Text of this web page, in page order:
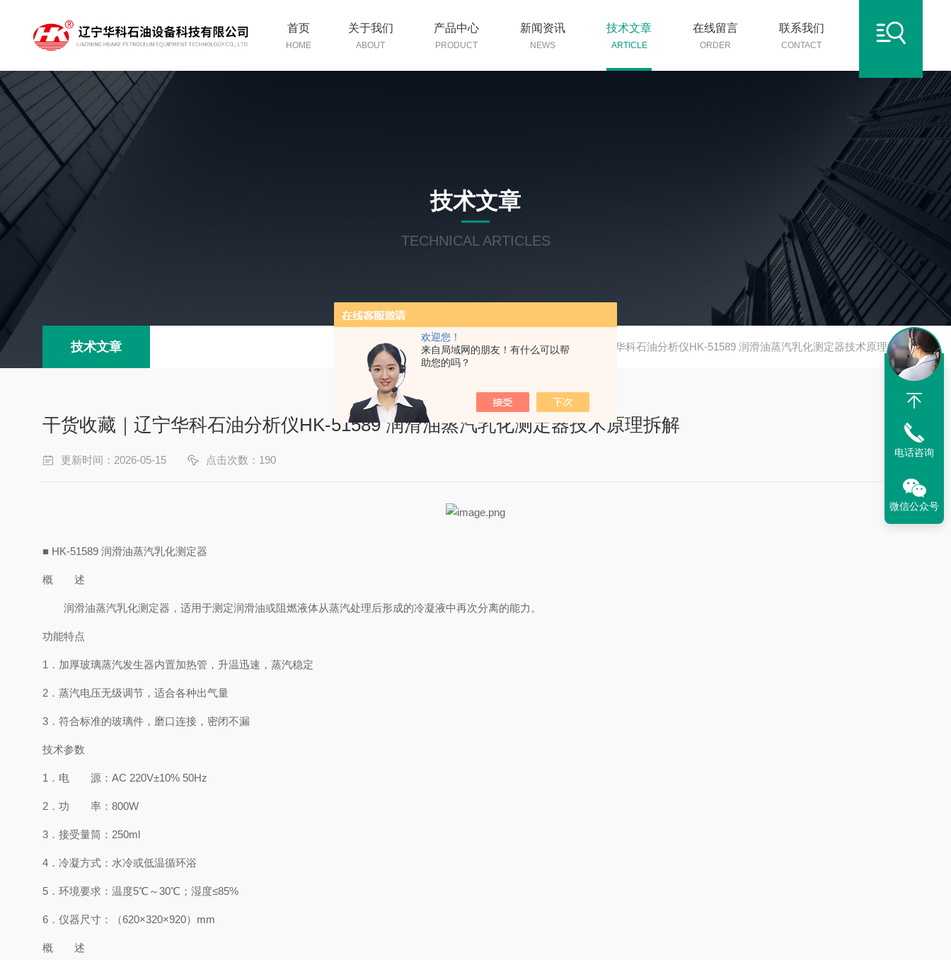
欢迎您！
来自局域网的朋友！有什么可以帮
助您的吗？
首页
HOME
关于我们
ABOUT
产品中心
PRODUCT
新闻资讯
NEWS
技术文章
ARTICLE
在线留言
ORDER
联系我们
CONTACT
技术文章
TECHNICAL ARTICLES
技术文章 当前位置：首页 技术文章 干货收藏｜辽宁华科石油分析仪HK-51589 润滑油蒸汽乳化测定器技术原理拆解
干货收藏｜辽宁华科石油分析仪HK-51589 润滑油蒸汽乳化测定器技术原理拆解
更新时间：2026-05-15 点击次数：190
■ HK-51589 润滑油蒸汽乳化测定器
概 述
润滑油蒸汽乳化测定器，适用于测定润滑油或阻燃液体从蒸汽处理后形成的冷凝液中再次分离的能力。
功能特点
1．加厚玻璃蒸汽发生器内置加热管，升温迅速，蒸汽稳定
2．蒸汽电压无级调节，适合各种出气量
3．符合标准的玻璃件，磨口连接，密闭不漏
技术参数
1．电 源：AC 220V±10% 50Hz
2．功 率：800W
3．接受量筒：250ml
4．冷凝方式：水冷或低温循环浴
5．环境要求：温度5℃～30℃；湿度≤85%
6．仪器尺寸：（620×320×920）mm
概 述
电话咨询
微信公众号